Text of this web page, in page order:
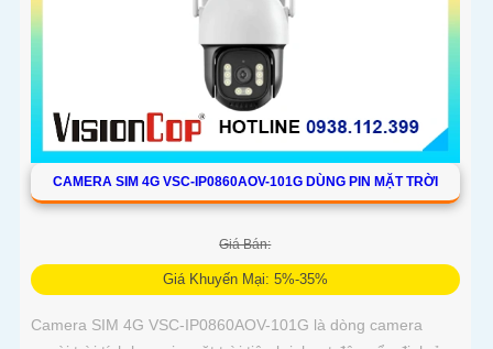
CAMERA SIM 4G VSC-IP0860AOV-101G DÙNG PIN MẶT TRỜI
Giá Bán:
Giá Khuyến Mại: 5%-35%
Camera SIM 4G VSC-IP0860AOV-101G là dòng camera